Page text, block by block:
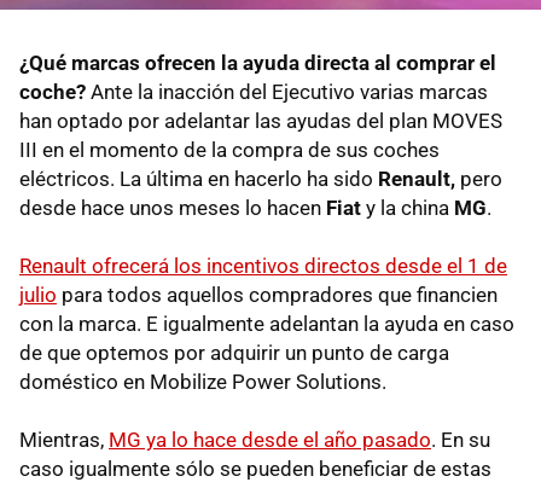
¿Qué marcas ofrecen la ayuda directa al comprar el
coche? Ante la inacción del Ejecutivo varias marcas
han optado por adelantar las ayudas del plan MOVES
III en el momento de la compra de sus coches
eléctricos. La última en hacerlo ha sido Renault, pero
desde hace unos meses lo hacen Fiat y la china MG.
Renault ofrecerá los incentivos directos desde el 1 de
julio para todos aquellos compradores que financien
con la marca. E igualmente adelantan la ayuda en caso
de que optemos por adquirir un punto de carga
doméstico en Mobilize Power Solutions.
Mientras, MG ya lo hace desde el año pasado. En su
caso igualmente sólo se pueden beneficiar de estas